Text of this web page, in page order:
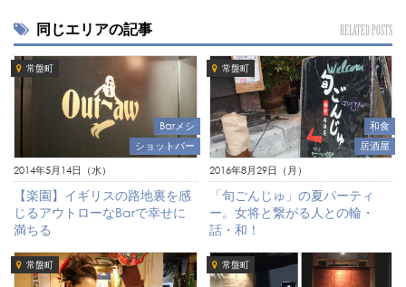
同じエリアの記事 RELATED POSTS
常盤町
Barメシ
ショットバー
2014年5月14日（水）
【楽園】イギリスの路地裏を感
じるアウトローなBarで幸せに
満ちる
常盤町
和食
居酒屋
2016年8月29日（月）
「旬ごんじゅ」の夏パーティ
ー。女将と繋がる人との輪・
話・和！
常盤町 常盤町